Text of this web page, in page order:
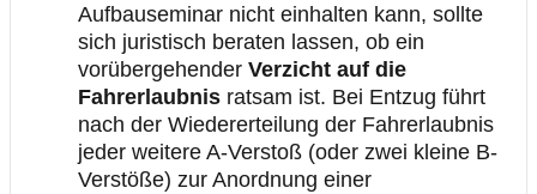
Aufbauseminar nicht einhalten kann, sollte
sich juristisch beraten lassen, ob ein
vorübergehender Verzicht auf die
Fahrerlaubnis ratsam ist. Bei Entzug führt
nach der Wiedererteilung der Fahrerlaubnis
jeder weitere A-Verstoß (oder zwei kleine B-
Verstöße) zur Anordnung einer